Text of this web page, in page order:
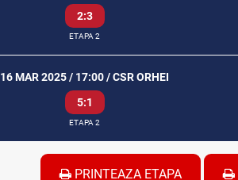
2:3
ETAPA 2
16 MAR 2025 / 17:00 / CSR ORHEI
5:1
ETAPA 2
PRINTEAZA ETAPA